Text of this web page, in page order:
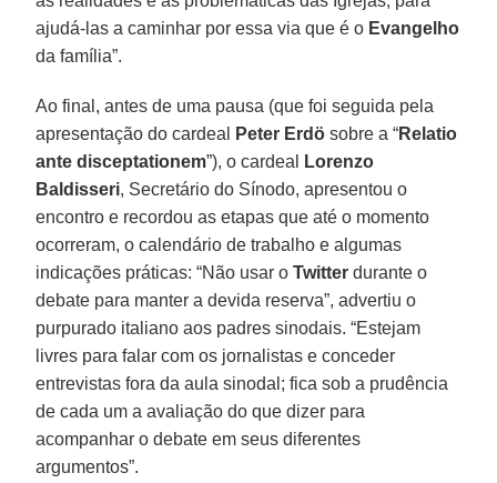
ajudá-las a caminhar por essa via que é o Evangelho
da família”.
Ao final, antes de uma pausa (que foi seguida pela
apresentação do cardeal
Peter Erdö sobre a “Relatio
ante disceptationem”), o cardeal
Lorenzo
Baldisseri, Secretário do Sínodo, apresentou o
encontro e recordou as etapas que até o momento
ocorreram, o calendário de trabalho e algumas
indicações práticas: “Não usar oTwitter durante o
debate para manter a devida reserva”, advertiu o
purpurado italiano aos padres sinodais. “Estejam
livres para falar com os jornalistas e conceder
entrevistas fora da aula sinodal; fica sob a prudência
de cada um a avaliação do que dizer para
acompanhar o debate em seus diferentes
argumentos”.